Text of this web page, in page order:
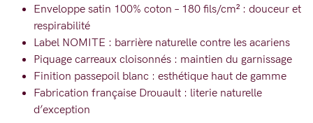
Enveloppe satin 100% coton – 180 fils/cm² : douceur et
respirabilité
Label NOMITE : barrière naturelle contre les acariens
Piquage carreaux cloisonnés : maintien du garnissage
Finition passepoil blanc : esthétique haut de gamme
Fabrication française Drouault : literie naturelle
d’exception